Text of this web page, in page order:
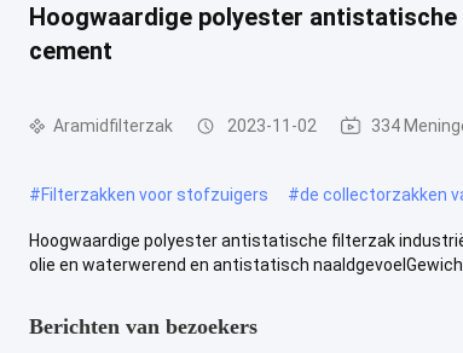
Hoogwaardige polyester
cement
Aramidfilterzak 2023-11-02 334
#Filterzakken voor stofzuigers #de collectorzakken
Hoogwaardige polyester antistatische filterzak
olie en waterwerend en antistatisch naaldgevoelGewicht:
Berichten van bezoekers